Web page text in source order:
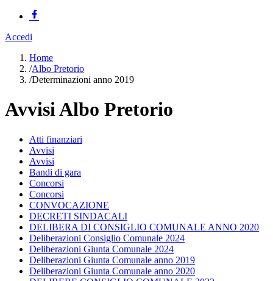
Accedi
Home
/Albo Pretorio
/Determinazioni anno 2019
Avvisi Albo Pretorio
Atti finanziari
Avvisi
Avvisi
Bandi di gara
Concorsi
Concorsi
CONVOCAZIONE
DECRETI SINDACALI
DELIBERA DI CONSIGLIO COMUNALE ANNO 2020
Deliberazioni Consiglio Comunale 2024
Deliberazioni Giunta Comunale 2024
Deliberazioni Giunta Comunale anno 2019
Deliberazioni Giunta Comunale anno 2020